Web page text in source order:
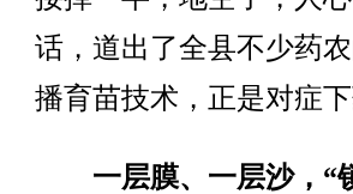
话，道出了全县不少药
播育苗技术，正是对症下
一层膜、一层沙，“